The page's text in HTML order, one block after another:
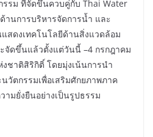
รรม ที่จัดขึ้นควบคู่กับ Thai Water
านการบริหารจัดการน้ำ และ
สดงเทคโนโลยีด้านสิ่งแวดล้อม
จัดขึ้นแล้วตั้งแต่วันนี้ –4 กรกฎาคม
ชาติสิริกิติ์ โดยมุ่งเน้นการนำ
วัตกรรมเพื่อเสริมศักยภาพภาค
ามยั่งยืนอย่างเป็นรูปธรรม